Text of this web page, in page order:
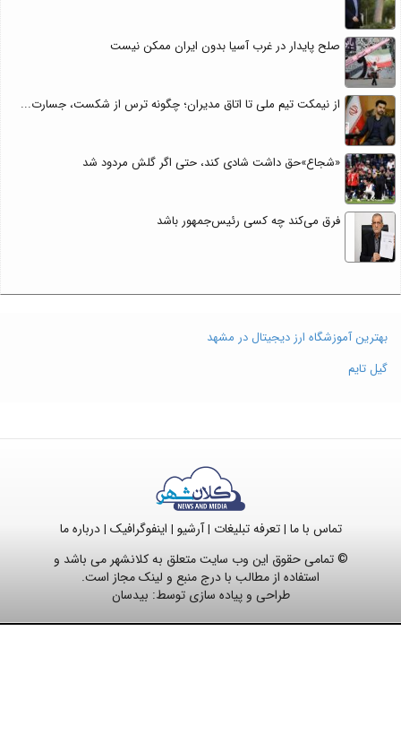
صلح پایدار در غرب آسیا بدون ایران ممکن نیست
از نیمکت تیم ملی تا اتاق مدیران؛ چگونه ترس از شکست، جسارت...
«شجاع»حق داشت شادی کند، حتی اگر گلش مردود شد
فرق می‌کند چه کسی رئیس‌جمهور باشد
بهترین آموزشگاه ارز دیجیتال در مشهد
گیل تایم
تماس با ما |تعرفه تبلیغات |آرشیو | اینفوگرافیک |درباره ما
© تمامی حقوق این وب سایت متعلق به کلانشهر می باشد و
استفاده از مطالب با درج منبع و لینک مجاز است.
طراحی و پیاده سازی توسط: بیدسان